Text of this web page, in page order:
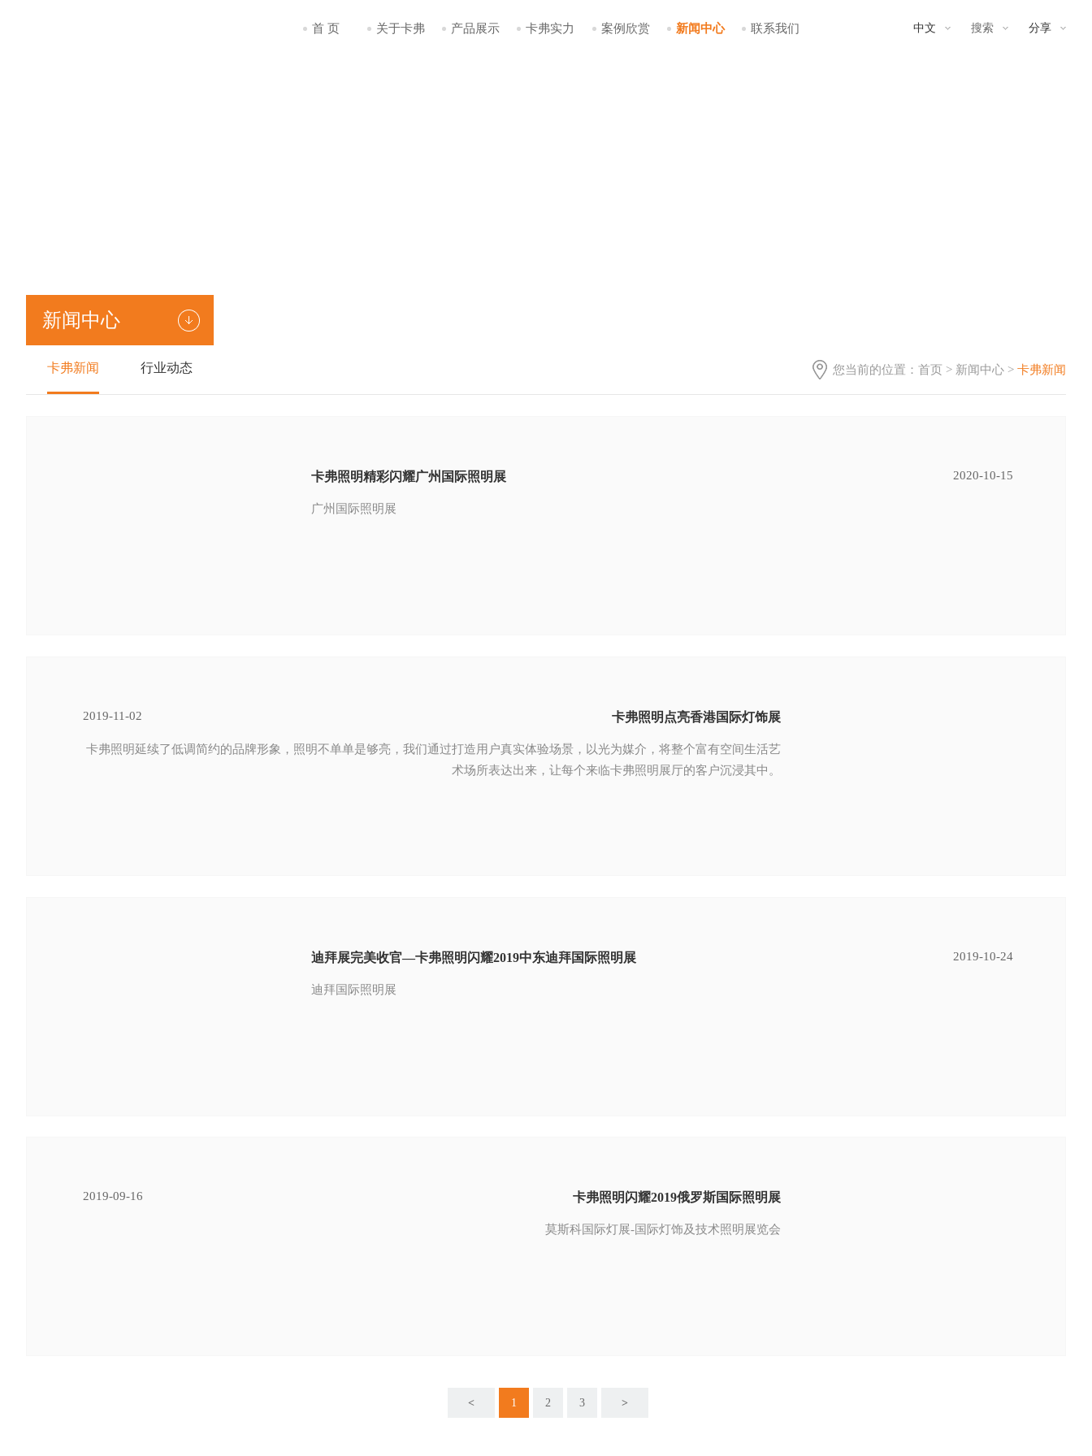
首 页 关于卡弗 产品展示 卡弗实力 案例欣赏 新闻中心 联系我们 中文 搜索 分享
新闻中心
您当前的位置： 首页 > 新闻中心 > 卡弗新闻
卡弗新闻 行业动态
卡弗照明精彩闪耀广州国际照明展 2020-10-15
广州国际照明展
卡弗照明点亮香港国际灯饰展
2019-11-02
卡弗照明延续了低调简约的品牌形象，照明不单单是够亮，我们通过打造用户真实体验场景，以光为媒介，将整个富有空间生活艺
术场所表达出来，让每个来临卡弗照明展厅的客户沉浸其中。
迪拜展完美收官—卡弗照明闪耀2019中东迪拜国际照明展 2019-10-24
迪拜国际照明展
卡弗照明闪耀2019俄罗斯国际照明展
2019-09-16
莫斯科国际灯展-国际灯饰及技术照明展览会
< 1 2 3 >